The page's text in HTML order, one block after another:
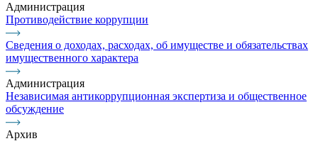
Администрация
Противодействие коррупции
Сведения о доходах, расходах, об имуществе и обязательствах
имущественного характера
Администрация
Независимая антикоррупционная экспертиза и общественное
обсуждение
Архив